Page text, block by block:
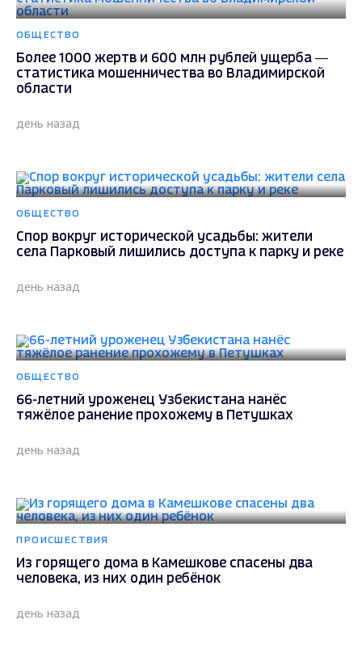
ОБЩЕСТВО
Более 1000 жертв и 600 млн рублей ущерба —
статистика мошенничества во Владимирской
области
день назад
ОБЩЕСТВО
Спор вокруг исторической усадьбы: жители
села Парковый лишились доступа к парку и реке
день назад
ОБЩЕСТВО
66-летний уроженец Узбекистана нанёс
тяжёлое ранение прохожему в Петушках
день назад
ПРОИСШЕСТВИЯ
Из горящего дома в Камешкове спасены два
человека, из них один ребёнок
день назад